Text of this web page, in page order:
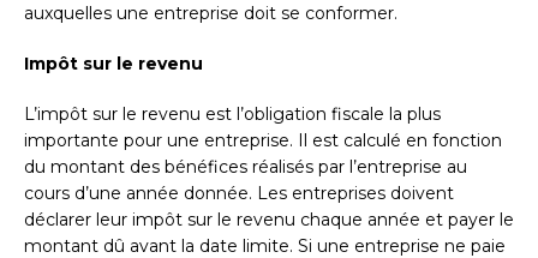
auxquelles une entreprise doit se conformer.
Impôt sur le revenu
L’impôt sur le revenu est l’obligation fiscale la plus
importante pour une entreprise. Il est calculé en fonction
du montant des bénéfices réalisés par l’entreprise au
cours d’une année donnée. Les entreprises doivent
déclarer leur impôt sur le revenu chaque année et payer le
montant dû avant la date limite. Si une entreprise ne paie